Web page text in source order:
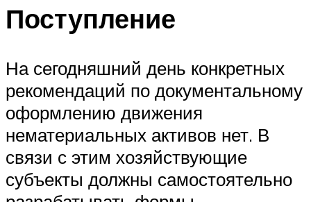
Поступление
На сегодняшний день конкретных
рекомендаций по документальному
оформлению движения
нематериальных активов нет. В
связи с этим хозяйствующие
субъекты должны самостоятельно